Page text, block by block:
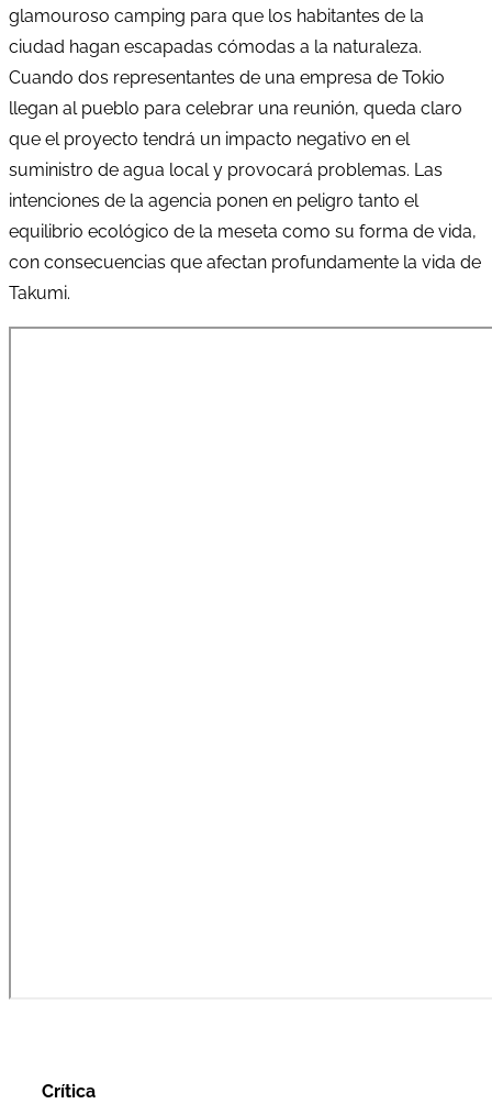
glamouroso camping para que los habitantes de la
ciudad hagan escapadas cómodas a la naturaleza.
Cuando dos representantes de una empresa de Tokio
llegan al pueblo para celebrar una reunión, queda claro
que el proyecto tendrá un impacto negativo en el
suministro de agua local y provocará problemas. Las
intenciones de la agencia ponen en peligro tanto el
equilibrio ecológico de la meseta como su forma de vida,
con consecuencias que afectan profundamente la vida de
Takumi.
Crítica